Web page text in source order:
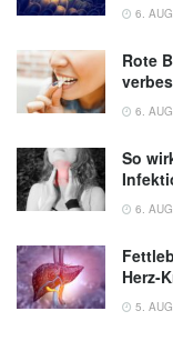
6.
Rote
6.
So
6.
Herz-
5.